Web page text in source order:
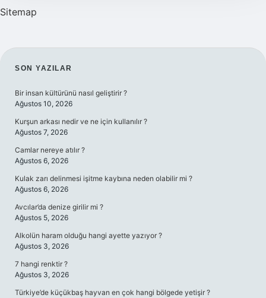
Sitemap
SIDEBAR
SON YAZILAR
Bir insan kültürünü nasıl geliştirir ?
Ağustos 10, 2026
Kurşun arkası nedir ve ne için kullanılır ?
Ağustos 7, 2026
Camlar nereye atılır ?
Ağustos 6, 2026
Kulak zarı delinmesi işitme kaybına neden olabilir mi ?
Ağustos 6, 2026
Avcılar’da denize girilir mi ?
Ağustos 5, 2026
Alkolün haram olduğu hangi ayette yazıyor ?
Ağustos 3, 2026
7 hangi renktir ?
Ağustos 3, 2026
Türkiye’de küçükbaş hayvan en çok hangi bölgede yetişir ?